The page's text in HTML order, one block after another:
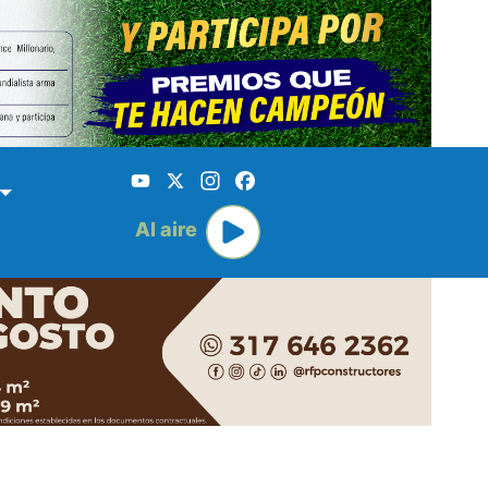
YouTube
X Instagram
Al aire